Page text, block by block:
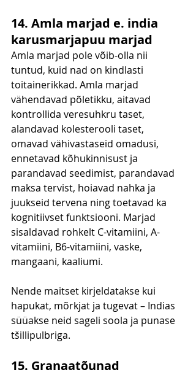
14. Amla marjad e. india
karusmarjapuu marjad
Amla marjad pole võib-olla nii
tuntud, kuid nad on kindlasti
toitainerikkad. Amla marjad
vähendavad põletikku, aitavad
kontrollida veresuhkru taset,
alandavad kolesterooli taset,
omavad vähivastaseid omadusi,
ennetavad kõhukinnisust ja
parandavad seedimist, parandavad
maksa tervist, hoiavad nahka ja
juukseid tervena ning toetavad ka
kognitiivset funktsiooni. Marjad
sisaldavad rohkelt C-vitamiini, A-
vitamiini, B6-vitamiini, vaske,
mangaani, kaaliumi.
Nende maitset kirjeldatakse kui
hapukat, mõrkjat ja tugevat – Indias
süüakse neid sageli soola ja punase
tšillipulbriga.
15. Granaatõunad